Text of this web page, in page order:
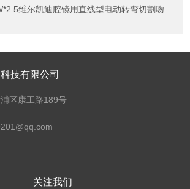
维尔凯迪腔镜用直线型电动转弯切割吻
技有限公司
区康工路189号
关注我们